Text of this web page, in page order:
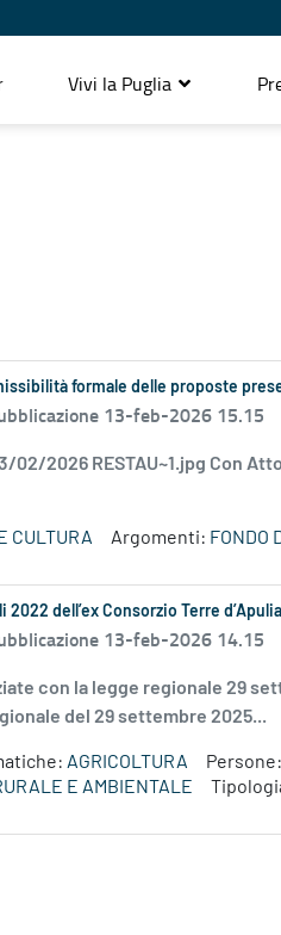
Vivi la Puglia
formale delle proposte
13-feb-2026 15.15
02/2026 RESTAU~1.jpg Con
CULTURA Argomenti: FONDO
dell’ex Consorzio Terre d’Apulia
13-feb-2026 14.15
con la legge regionale 29
del 29 settembre 2025...
AGRICOLTURA Persone:
E AMBIENTALE